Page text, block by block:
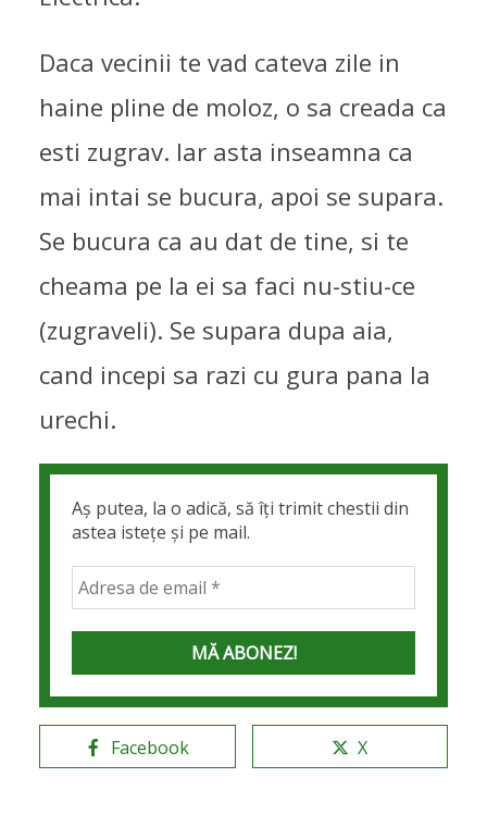
FAZA A II-A
PLEASE ALLOW ME... 28/09/2004
Daca vecinii te vad cateva zile in
haine pline de moloz, o sa creada ca
esti zugrav. Iar asta inseamna ca
mai intai se bucura, apoi se supara.
Se bucura ca au dat de tine, si te
cheama pe la ei sa faci nu-stiu-ce
(zugraveli). Se supara dupa aia,
cand incepi sa razi cu gura pana la
urechi.
Aș putea, la o adică, să îți trimit chestii din
astea istețe și pe mail.
Facebook X